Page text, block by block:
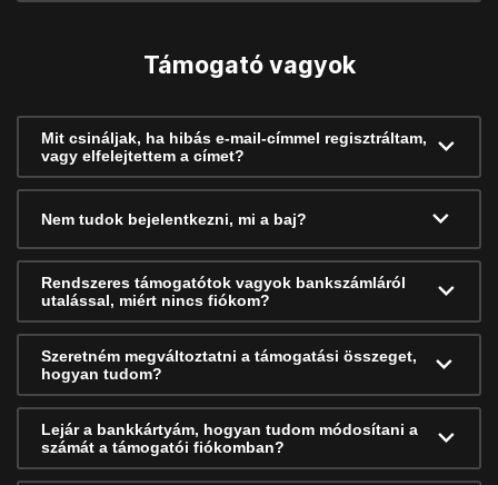
Támogató vagyok
Mit csináljak, ha hibás e-mail-címmel regisztráltam,
vagy elfelejtettem a címet?
Nem tudok bejelentkezni, mi a baj?
Rendszeres támogatótok vagyok bankszámláról
utalással, miért nincs fiókom?
Szeretném megváltoztatni a támogatási összeget,
hogyan tudom?
Lejár a bankkártyám, hogyan tudom módosítani a
számát a támogatói fiókomban?